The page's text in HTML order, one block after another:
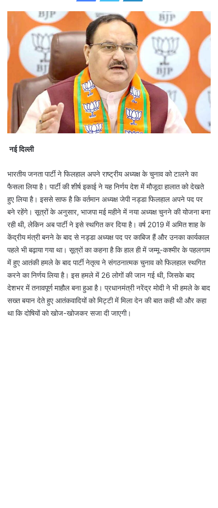
e
m
a
i
l
नई दिल्ली
भारतीय जनता पार्टी ने फिलहाल अपने राष्ट्रीय अध्यक्ष के चुनाव को टालने का
फैसला लिया है। पार्टी की शीर्ष इकाई ने यह निर्णय देश में मौजूदा हालात को देखते
हुए लिया है। इससे साफ है कि वर्तमान अध्यक्ष जेपी नड्डा फिलहाल अपने पद पर
बने रहेंगे। सूत्रों के अनुसार, भाजपा मई महीने में नया अध्यक्ष चुनने की योजना बना
रही थी, लेकिन अब पार्टी ने इसे स्थगित कर दिया है। वर्ष 2019 में अमित शाह के
केंद्रीय मंत्री बनने के बाद से नड्डा अध्यक्ष पद पर काबिज हैं और उनका कार्यकाल
पहले भी बढ़ाया गया था। सूत्रों का कहना है कि हाल ही में जम्मू-कश्मीर के पहलगाम
में हुए आतंकी हमले के बाद पार्टी नेतृत्व ने संगठनात्मक चुनाव को फिलहाल स्थगित
करने का निर्णय लिया है। इस हमले में 26 लोगों की जान गई थी, जिसके बाद
देशभर में तनावपूर्ण माहौल बना हुआ है। प्रधानमंत्री नरेंद्र मोदी ने भी हमले के बाद
सख्त बयान देते हुए आतंकवादियों को मिट्टी में मिला देन की बात कही थी और कहा
था कि दोषियों को खोज-खोजकर सजा दी जाएगी।